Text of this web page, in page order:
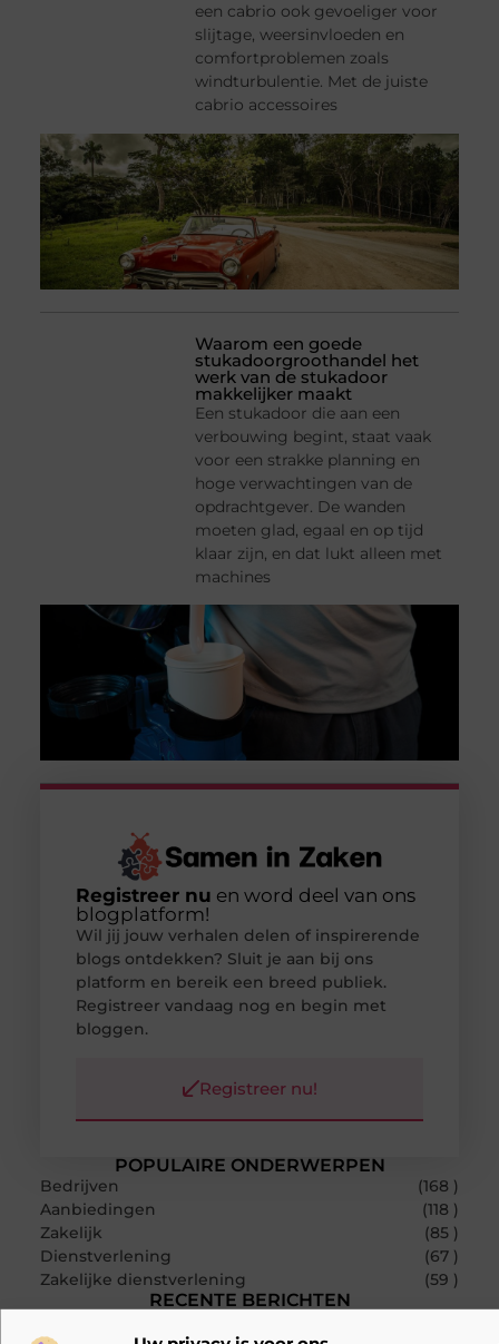
een cabrio ook gevoeliger voor
slijtage, weersinvloeden en
comfortproblemen zoals
windturbulentie. Met de juiste
cabrio accessoires
Waarom een goede
stukadoorgroothandel het
werk van de stukadoor
makkelijker maakt
Een stukadoor die aan een
verbouwing begint, staat vaak
voor een strakke planning en
hoge verwachtingen van de
opdrachtgever. De wanden
moeten glad, egaal en op tijd
klaar zijn, en dat lukt alleen met
machines
POPULAIRE ONDERWERPEN
Bedrijven
(168 )
Aanbiedingen
(118 )
Zakelijk
(85 )
Dienstverlening
(67 )
Zakelijke dienstverlening
(59 )
RECENTE BERICHTEN
Registreer nu en word deel van ons
blogplatform!
Wil jij jouw verhalen delen of inspirerende
blogs ontdekken? Sluit je aan bij ons
platform en bereik een breed publiek.
Registreer vandaag nog en begin met
bloggen.
Registreer nu!